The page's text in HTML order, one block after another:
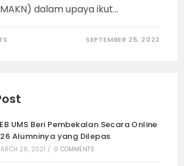
dalam upaya ikut…
SEPTEMBER 25, 2022
UMS Beri Pembekalan Secara Online
Alumninya yang Dilepas
28, 2021 / 0 COMMENTS